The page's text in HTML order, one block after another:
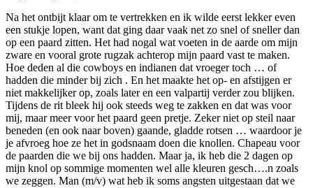
Na het ontbijt klaar om te vertrekken en ik wilde eerst lekker even
een stukje lopen, want dat ging daar vaak net zo snel of sneller dan
op een paard zitten. Het had nogal wat voeten in de aarde om mijn
zware en vooral grote rugzak achterop mijn paard vast te maken.
Hoe deden al die cowboys en indianen dat vroeger toch … of
hadden die minder bij zich . En het maakte het op- en afstijgen er
niet makkelijker op, zoals later en een valpartij verder zou blijken.
Tijdens de rit bleek hij ook steeds weg te zakken en dat was voor
mij, maar meer voor het paard geen pretje. Zeker niet op steil naar
beneden (en ook naar boven) gaande, gladde rotsen … waardoor je
je afvroeg hoe ze het in godsnaam doen die knollen. Chapeau voor
de paarden die we bij ons hadden. Maar ja, ik heb die 2 dagen op
mijn knol op sommige momenten wel alle kleuren gesch….n zoals
we zeggen. Man (m/v) wat heb ik soms angsten uitgestaan dat we